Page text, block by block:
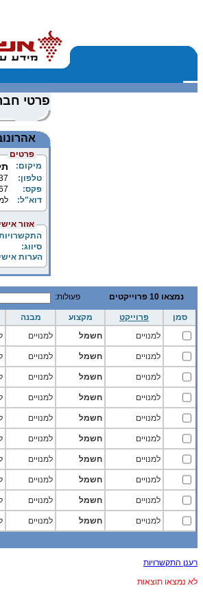
פרטי
פרטים
מיקום:
טלפון:
פקס:
דוא"ל:
אזור אישי
סיווג:
הערות
נמצאו 10 פרוייקטים פעולות:
סמן פרוייקט מקצוע מבנה
למנויים
חשמל למנויים
למנויים חשמל למנויים
למנויים חשמל למנויים
למנויים חשמל למנויים
למנויים חשמל למנויים
למנויים חשמל למנויים
למנויים חשמל למנויים
למנויים חשמל למנויים
למנויים חשמל למנויים
למנויים חשמל למנויים
רענן התקשרויות
לא נמצאו תוצאות